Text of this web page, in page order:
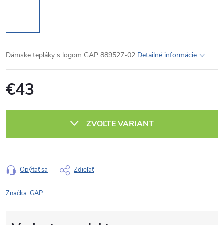
Dámske tepláky s logom GAP 889527-02 Detailné informácie
€43
ZVOĽTE VARIANT
Opýtať sa Zdieľať
Značka:GAP